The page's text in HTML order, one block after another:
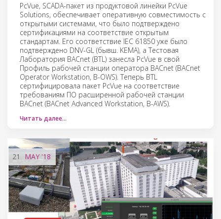
PcVue, SCADA-пакет из продуктовой линейки PcVue
Solutions, обеспечивает оперативную совместимость с
открытыми системами, что было подтверждено
сертификациями на соответствие открытым
стандартам. Его соответствие IEC 61850 уже было
подтверждено DNV-GL (бывш. KEMA), а Тестовая
Лаборатория BACnet (BTL) занесла PcVue в свой
Профиль рабочей станции оператора BACnet (BACnet
Operator Workstation, B-OWS). Теперь BTL
сертифицировала пакет PcVue на соответствие
требованиям ПО расширенной рабочей станции
BACnet (BACnet Advanced Workstation, B-AWS).
Читать далее…
21 MAY '18